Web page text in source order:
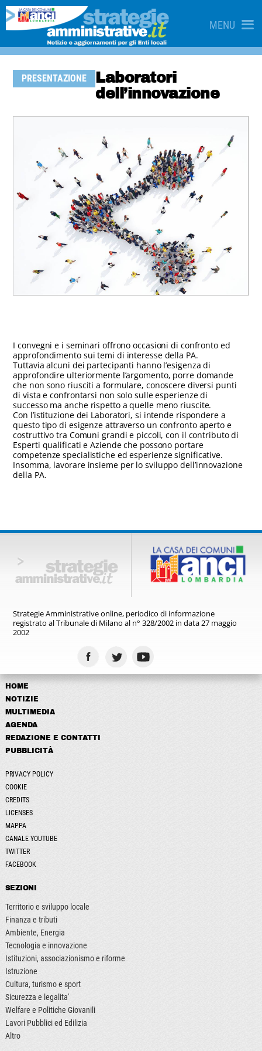
MENU
PRESENTAZIONE
Laboratori
dell’innovazione
I convegni e i seminari offrono occasioni di confronto ed
approfondimento sui temi di interesse della PA.
Tuttavia alcuni dei partecipanti hanno l’esigenza di
approfondire ulteriormente l’argomento, porre domande
che non sono riusciti a formulare, conoscere diversi punti
di vista e confrontarsi non solo sulle esperienze di
successo ma anche rispetto a quelle meno riuscite.
Con l’istituzione dei Laboratori, si intende rispondere a
questo tipo di esigenze attraverso un confronto aperto e
costruttivo tra Comuni grandi e piccoli, con il contributo di
Esperti qualificati e Aziende che possono portare
competenze specialistiche ed esperienze significative.
Insomma, lavorare insieme per lo sviluppo dell’innovazione
della PA.
Strategie Amministrative online, periodico di informazione
registratoal Tribunale di Milano al n° 328/2002 in data 27 maggio
2002
HOME
NOTIZIE
MULTIMEDIA
AGENDA
REDAZIONE E CONTATTI
PUBBLICITÀ
PRIVACY POLICY
COOKIE
CREDITS
LICENSES
MAPPA
CANALE YOUTUBE
TWITTER
FACEBOOK
SEZIONI
Territorio e sviluppo locale
Finanza e tributi
Ambiente, Energia
Tecnologia e innovazione
Istituzioni, associazionismo e riforme
Istruzione
Cultura, turismo e sport
Sicurezza e legalita'
Welfare e Politiche Giovanili
Lavori Pubblici ed Edilizia
Altro